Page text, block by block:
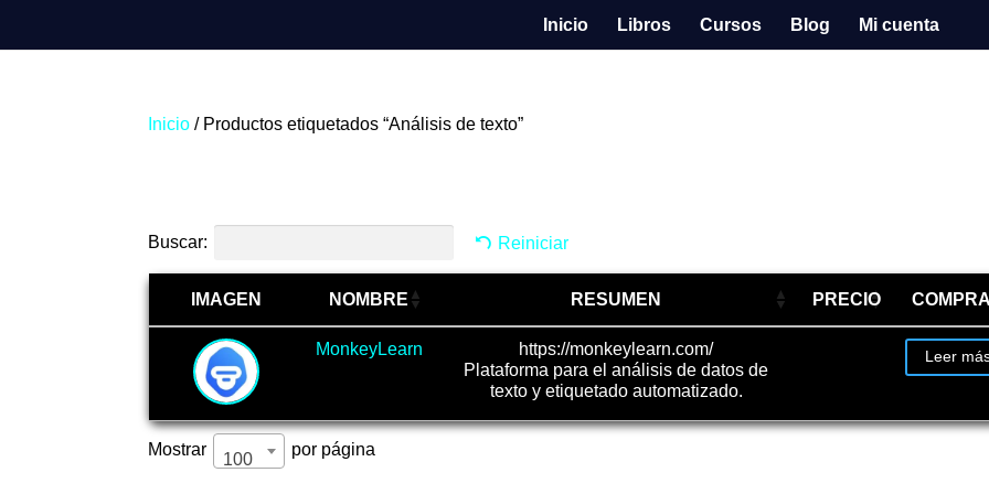
Inicio Libros Cursos Blog Mi cuenta
Inicio / Productos etiquetados “Análisis de texto”
Buscar: Reiniciar
IMAGEN NOMBRE RESUMEN PRECIO
MonkeyLearn
https://monkeylearn.com/
Plataforma para el análisis de datos de
texto y etiquetado automatizado.
Leer
Mostrar
100
por página